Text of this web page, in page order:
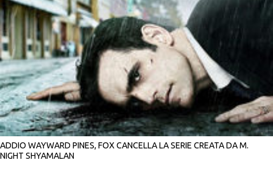
ADDIO WAYWARD PINES, FOX CANCELLA LA SERIE CREATA DA M.
NIGHT SHYAMALAN